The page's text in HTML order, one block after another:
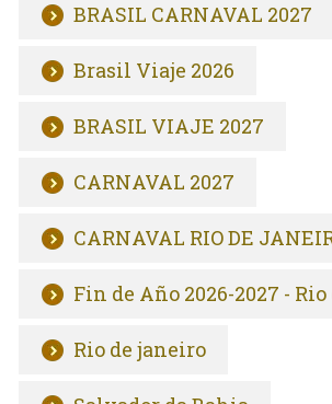
BRASIL CARNAVAL 2027
Brasil Viaje 2026
BRASIL VIAJE 2027
CARNAVAL 2027
CARNAVAL RIO DE
Fin de Año 2026-2027 -
Rio de janeiro